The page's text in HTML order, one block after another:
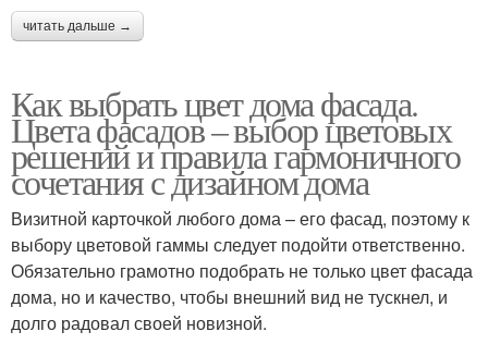
читать дальше →
Как выбрать цвет дома фасада.
Цвета фасадов – выбор цветовых
решений и правила гармоничного
сочетания с дизайном дома
Визитной карточкой любого дома – его фасад, поэтому к
выбору цветовой гаммы следует подойти ответственно.
Обязательно грамотно подобрать не только цвет фасада
дома, но и качество, чтобы внешний вид не тускнел, и
долго радовал своей новизной.